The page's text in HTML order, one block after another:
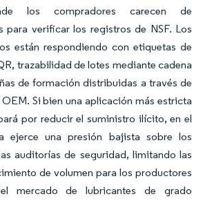
los compradores carecen de
para verificar los registros de NSF. Los
están respondiendo con etiquetas de
trazabilidad de lotes mediante cadena
de formación distribuidas a través de
Si bien una aplicación más estricta
por reducir el suministro ilícito, en el
ejerce una presión bajista sobre los
auditorías de seguridad, limitando las
de volumen para los productores
mercado de lubricantes de grado